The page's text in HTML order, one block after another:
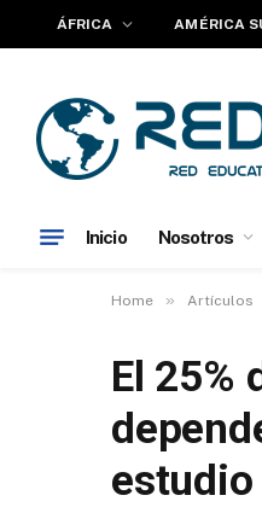
ÁFRICA AMÉRICA
Inicio Nosotros
Home » Artículos
El 25%
estudio